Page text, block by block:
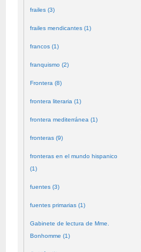
frailes (3)
frailes mendicantes (1)
francos (1)
franquismo (2)
Frontera (8)
frontera literaria (1)
frontera mediterránea (1)
fronteras (9)
fronteras en el mundo hispanico
(1)
fuentes (3)
fuentes primarias (1)
Gabinete de lectura de Mme.
Bonhomme (1)